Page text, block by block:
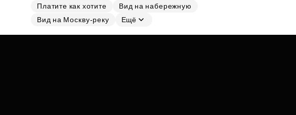
Платите как хотите
Вид на набережную
Вид на Москву-реку
Ещё